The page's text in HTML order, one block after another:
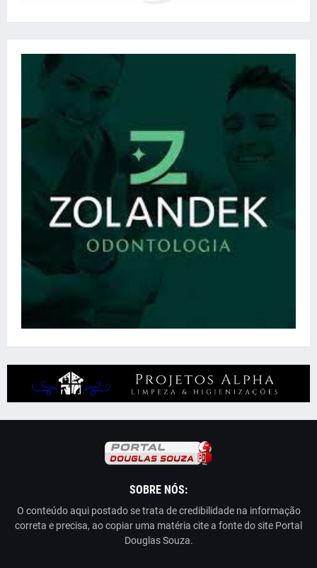
SOBRE NÓS:
O conteúdo aqui postado se trata de credibilidade na informação
correta e precisa, ao copiar uma matéria cite a fonte do site Portal
Douglas Souza.